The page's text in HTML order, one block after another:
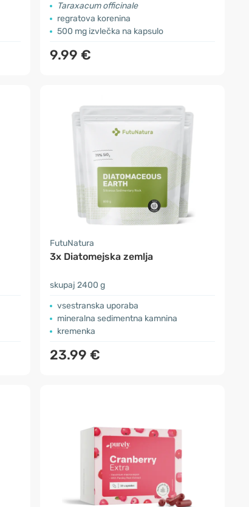
Taraxacum officinale
regratova korenina
500 mg izvlečka na kapsulo
9.99 €
FutuNatura
3x Diatomejska zemlja
skupaj 2400 g
vsestranska uporaba
mineralna sedimentna kamnina
kremenka
23.99 €